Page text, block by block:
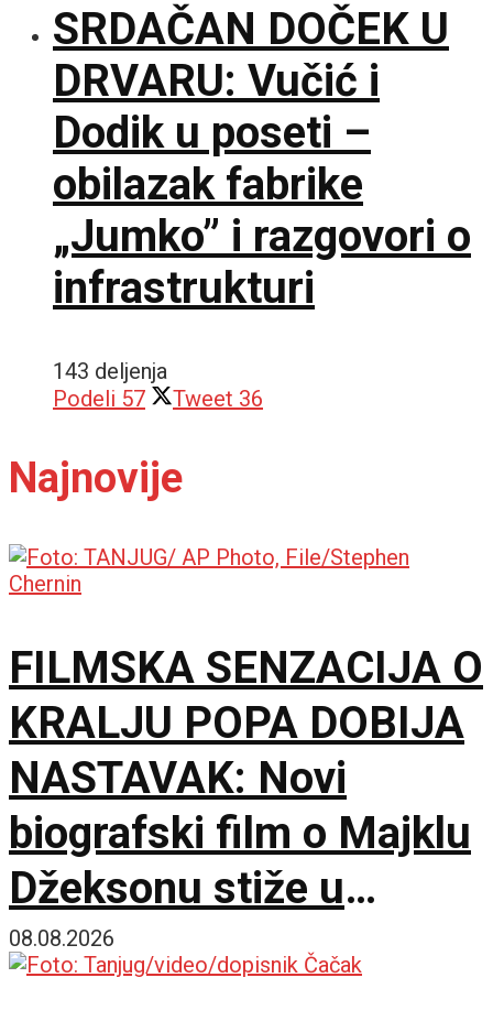
SRDAČAN DOČEK U
DRVARU: Vučić i
Dodik u poseti –
obilazak fabrike
„Jumko” i razgovori o
infrastrukturi
143 deljenja
Podeli 57 Tweet 36
Najnovije
FILMSKA SENZACIJA O
KRALJU POPA DOBIJA
NASTAVAK: Novi
biografski film o Majklu
Džeksonu stiže u
bioskope
08.08.2026